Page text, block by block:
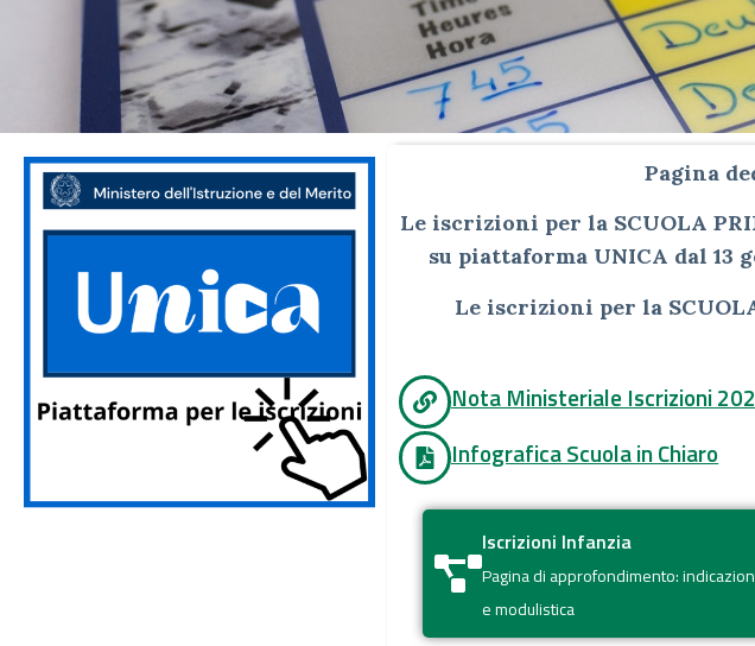
Pagina
Le iscrizioni per la SCUOLA
su piattaforma UNICA dal 13
Le iscrizioni per la
Nota Ministeriale Iscrizioni
Infografica Scuola in Chiaro
Iscrizioni Infanzia
Pagina di approfondimento:
e modulistica